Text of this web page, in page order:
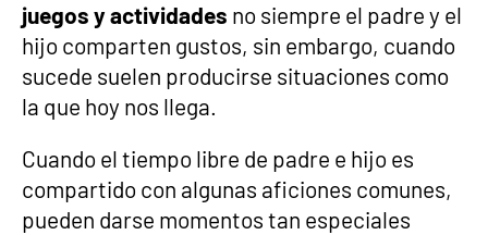
juegos y actividades no siempre el padre y el
hijo comparten gustos, sin embargo, cuando
sucede suelen producirse situaciones como
la que hoy nos llega.
Cuando el tiempo libre de padre e hijo es
compartido con algunas aficiones comunes,
pueden darse momentos tan especiales